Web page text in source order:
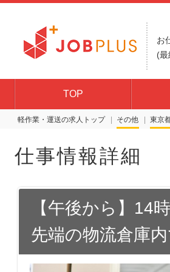
お
(
TOP
軽作業・運送の求人トップ その他 東京
仕事情報詳細
【午後から】14
先端の物流倉庫